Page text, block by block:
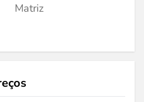
Matriz